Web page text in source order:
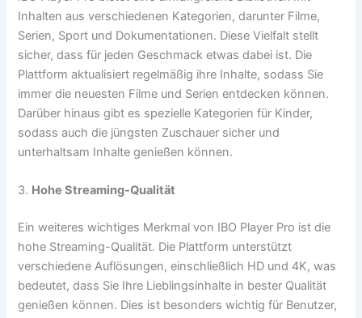
Inhalten aus verschiedenen Kategorien, darunter Filme,
Serien, Sport und Dokumentationen. Diese Vielfalt stellt
sicher, dass für jeden Geschmack etwas dabei ist. Die
Plattform aktualisiert regelmäßig ihre Inhalte, sodass Sie
immer die neuesten Filme und Serien entdecken können.
Darüber hinaus gibt es spezielle Kategorien für Kinder,
sodass auch die jüngsten Zuschauer sicher und
unterhaltsam Inhalte genießen können.
3. Hohe Streaming-Qualität
Ein weiteres wichtiges Merkmal von IBO Player Pro ist die
hohe Streaming-Qualität. Die Plattform unterstützt
verschiedene Auflösungen, einschließlich HD und 4K, was
bedeutet, dass Sie Ihre Lieblingsinhalte in bester Qualität
genießen können. Dies ist besonders wichtig für Benutzer,